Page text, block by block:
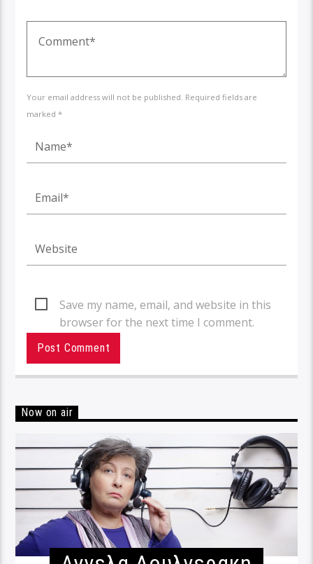
Your email address will not be published. Required fields are
marked *
Save my name, email, and website in this
browser for the next time I comment.
Now on air